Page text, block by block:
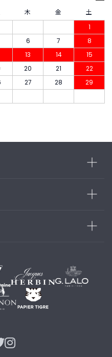
木 金
土
1
6 7
8
13 14
15
20 21
22
27 28
29